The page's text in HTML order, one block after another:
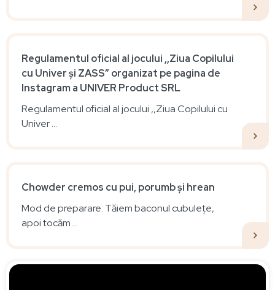
Regulamentul oficial al jocului ‚,Ziua Copilului
cu Univer și ZASS” organizat pe pagina de
Instagram a UNIVER Product SRL
Regulamentul oficial al jocului ‚,Ziua Copilului cu
Univer ...
Chowder cremos cu pui, porumb și hrean
Mod de preparare: Tăiem baconul cubulețe,
apoi tocăm ...